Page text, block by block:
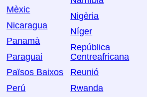
Mèxic
Nicaragua
Panamà
Paraguai
Països Baixos
Perú
Nigèria
Níger
República
Centreafricana
Reunió
Rwanda